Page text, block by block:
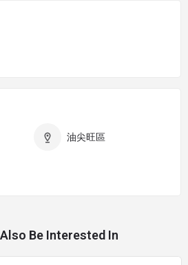
油尖旺區
Be Interested In